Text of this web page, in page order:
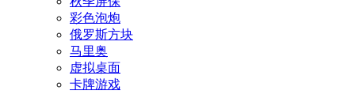
彩色泡炮
俄罗斯方块
马里奥
虚拟桌面
卡牌游戏